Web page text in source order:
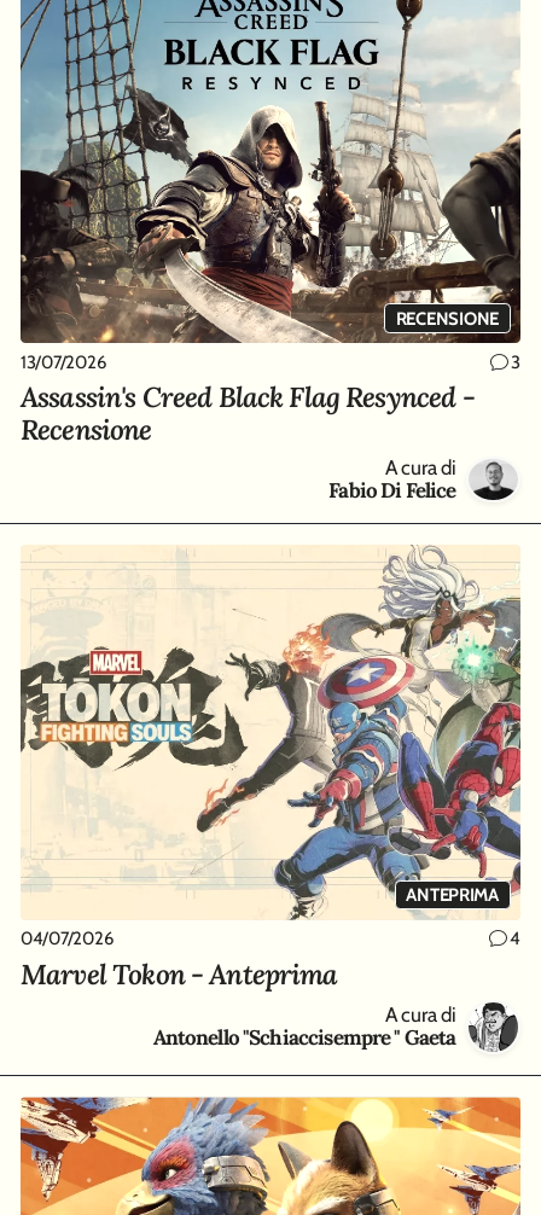
RECENSIONE
13/07/2026 3
Assassin's Creed Black Flag Resynced -
Recensione
A cura di
Fabio Di Felice
ANTEPRIMA
04/07/2026 4
Marvel Tokon - Anteprima
A cura di
Antonello "Schiaccisempre " Gaeta